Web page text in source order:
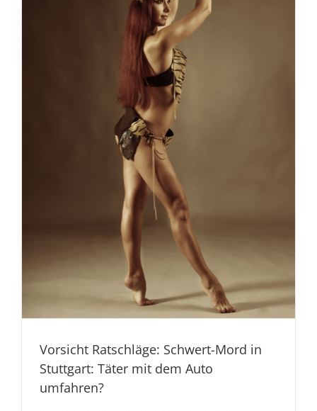
Vorsicht Ratschläge: Schwert-Mord in
Stuttgart: Täter mit dem Auto
umfahren?